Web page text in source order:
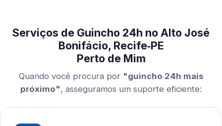
Serviços de Guincho 24h no Alto José
Bonifácio, Recife‑PE
Perto de Mim
Quando você procura por "guincho 24h mais
próximo", asseguramos um suporte eficiente: